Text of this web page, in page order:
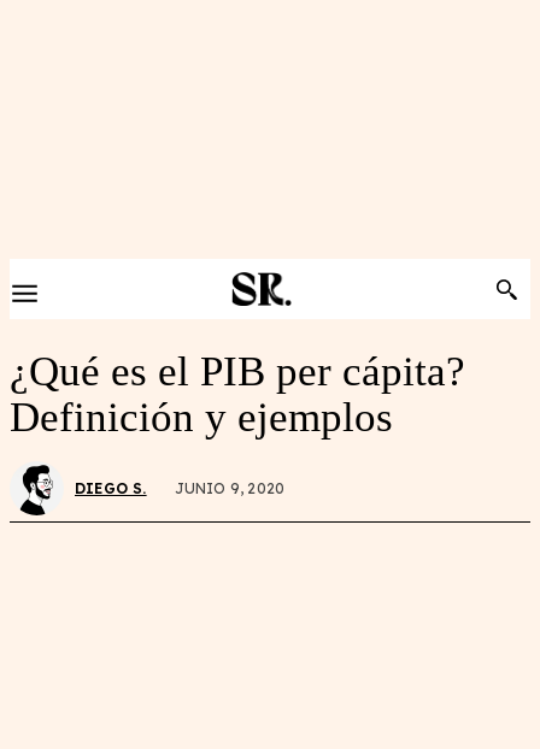
¿Qué es el PIB per cápita?
Definición y ejemplos
DIEGO S. JUNIO 9, 2020